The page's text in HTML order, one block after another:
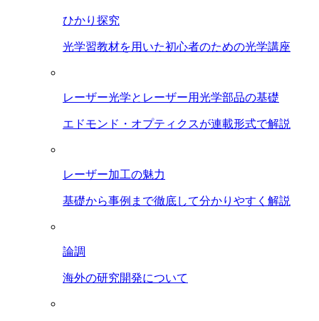
ひかり探究
光学習教材を用いた初心者のための光学講座
レーザー光学とレーザー用光学部品の基礎
エドモンド・オプティクスが連載形式で解説
レーザー加工の魅力
基礎から事例まで徹底して分かりやすく解説
論調
海外の研究開発について